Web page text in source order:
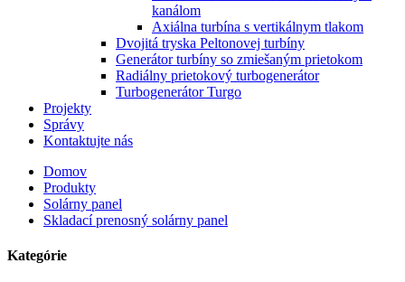
kanálom
Axiálna turbína s vertikálnym tlakom
Dvojitá tryska Peltonovej turbíny
Generátor turbíny so zmiešaným prietokom
Radiálny prietokový turbogenerátor
Turbogenerátor Turgo
Projekty
Správy
Kontaktujte nás
Domov
Produkty
Solárny panel
Skladací prenosný solárny panel
Kategórie